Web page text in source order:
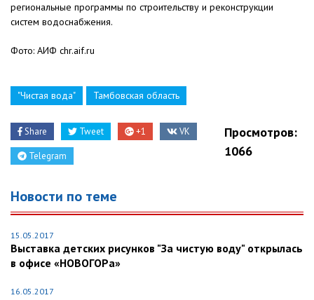
региональные программы по строительству и реконструкции
систем водоснабжения.
Фото: АИФ chr.aif.ru
"Чистая вода" Тамбовская область
Share Tweet +1 VK
Telegram
Просмотров:
1066
Новости по теме
15.05.2017
Выставка детских рисунков "За чистую воду" открылась
в офисе «НОВОГОРа»
16.05.2017